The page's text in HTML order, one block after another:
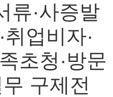
류·사증발
취업비자·
초청·방문
구제전